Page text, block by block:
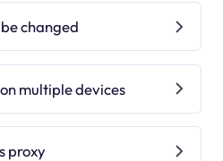
changed
multiple devices
proxy